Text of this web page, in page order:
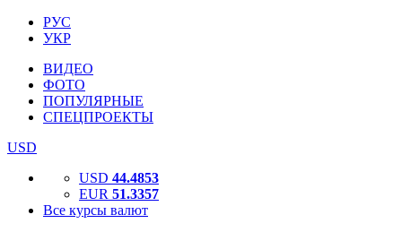
РУС
УКР
ВИДЕО
ФОТО
ПОПУЛЯРНЫЕ
СПЕЦПРОЕКТЫ
USD
USD 44.4853
EUR 51.3357
Все курсы валют